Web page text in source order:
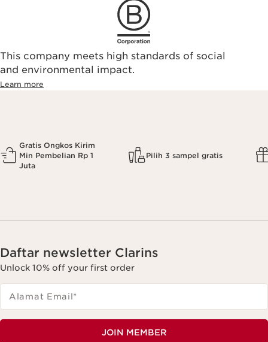
This company meets high standards of social
and environmental impact.
Learn more
Gratis Ongkos Kirim
Min Pembelian Rp 1
Juta
Pilih 3 sampel gratis
Daftar newsletter Clarins
Unlock 10% off your first order
Alamat Email*
JOIN MEMBER